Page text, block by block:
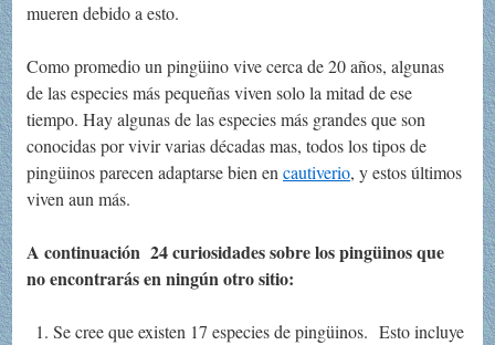
mueren debido a esto.
Como promedio un pingüino vive cerca de 20 años, algunas
de las especies más pequeñas viven solo la mitad de ese
tiempo. Hay algunas de las especies más grandes que son
conocidas por vivir varias décadas mas, todos los tipos de
pingüinos parecen adaptarse bien encautiverio, y estos últimos
viven aun más.
A continuación 24 curiosidades sobre los pingüinos que
no encontrarás en ningún otro sitio:
Se cree que existen 17 especies de pingüinos. Esto incluye